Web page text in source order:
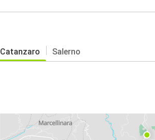
Catanzaro Salerno